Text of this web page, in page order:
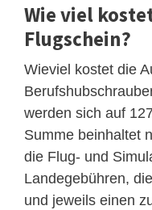
Wie viel
Flugschein?
Wieviel kostet die
werden sich auf
Summe beinhaltet
die Flug- und
Landegebühren,
und jeweils einen